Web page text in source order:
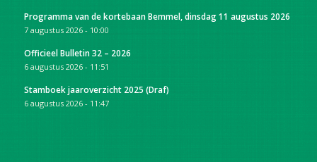
Programma van de kortebaan Bemmel, dinsdag 11 augustus 2026
7 augustus 2026 - 10:00
Officieel Bulletin 32 – 2026
6 augustus 2026 - 11:51
Stamboek jaaroverzicht 2025 (Draf)
6 augustus 2026 - 11:47